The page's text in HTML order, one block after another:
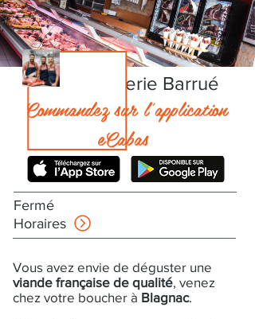
Boucherie Barrué
Commandez sur l'application
eCabas
Fermé
Horaires
Vous avez envie de déguster une
viande française de qualité, venez
chez votre boucher à Blagnac.